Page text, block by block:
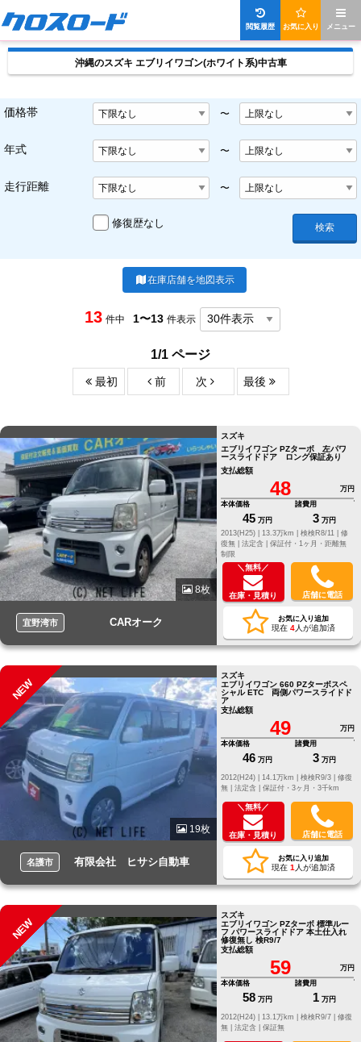
メニュー
お気に入り
閲覧履歴
沖縄のスズキ エブリイワゴン(ホワイト系)中古車
価格帯 〜
年式 〜
走行距離 〜
修復歴なし 検索
在庫店舗を地図表示
13 件中 1〜13 件表示
1/1 ページ
最初 前 次 最後
8枚
宜野湾市 CARオーク
スズキ
エブリイワゴン PZターボ 左パワ
ースライドドア ロング保証あり
支払総額
48
万円
本体価格
45 万円
諸費用
3 万円
2013(H25) |
13.3万km | 検検R8/11 | 修
復無 | 法定含 | 保証付・1ヶ月・距離無
制限
＼無料／
在庫・見積り 店舗に電話
お気に入り追加
現在 4人が追加済
NEW
19枚
名護市 有限会社 ヒサシ自動車
スズキ
エブリイワゴン 660 PZターボスペ
シャル ETC 両側パワースライドド
ア
支払総額
49
万円
本体価格
46 万円
諸費用
3 万円
修復
無 | 法定含 | 保証付・3ヶ月・3千km
＼無料／
在庫・見積り 店舗に電話
お気に入り追加
現在 1 人が追加済
NEW
スズキ
エブリイワゴン PZターボ 標準ルー
フ パワースライドドア 本土仕入れ
修復無し 検R9/7
支払総額
59
万円
本体価格
58 万円
諸費用
1 万円
修復
無 | 法定含 | 保証無